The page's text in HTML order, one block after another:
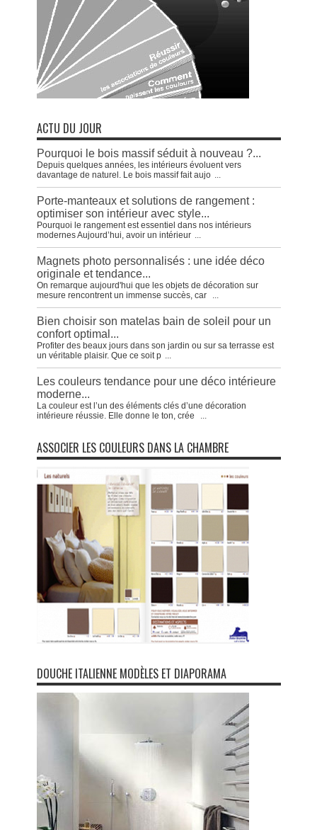
ACTU DU JOUR
Pourquoi le bois massif séduit à nouveau ?...
Depuis quelques années, les intérieurs évoluent vers
davantage de naturel. Le bois massif fait aujo ...
Porte-manteaux et solutions de rangement :
optimiser son intérieur avec style...
Pourquoi le rangement est essentiel dans nos intérieurs
modernes Aujourd’hui, avoir un intérieur ...
Magnets photo personnalisés : une idée déco
originale et tendance...
On remarque aujourd'hui que les objets de décoration sur
mesure rencontrent un immense succès, car
...
Bien choisir son matelas bain de soleil pour un
confort optimal...
Profiter des beaux jours dans son jardin ou sur sa terrasse est
un véritable plaisir. Que ce soit p ...
Les couleurs tendance pour une déco intérieure
moderne...
La couleur est l’un des éléments clés d’une décoration
intérieure réussie. Elle donne le ton, crée
...
ASSOCIER LES COULEURS DANS LA CHAMBRE
DOUCHE ITALIENNE MODÈLES ET DIAPORAMA